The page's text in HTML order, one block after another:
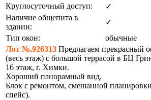
Круглосуточный доступ:
✓
Наличие общепита в
здании:
✓
Тип окон:
обычные
Лот №.926313 Предлагаем прекрасный
(весь этаж) с большой террасой в БЦ
16 этаж, г. Химки.
Хороший панорамный вид.
Блок с ремонтом, смешанной
спейс).